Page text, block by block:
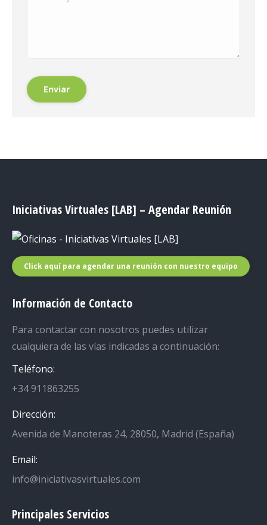
Enviar
Iniciativas Virtuales [LAB] – Agendar Reunión
Click aquí para agendar una reunión con nuestro equipo
Información de Contacto
Para contactar con nosotros puedes utilizar
cualquiera de las vías indicadas a continuación:
Teléfono:
+34 911863255
Dirección:
Avenida de Manoteras 24, 28050, Madrid (España)
Email:
info@iniciativasvirtuales.com
Principales Servicios